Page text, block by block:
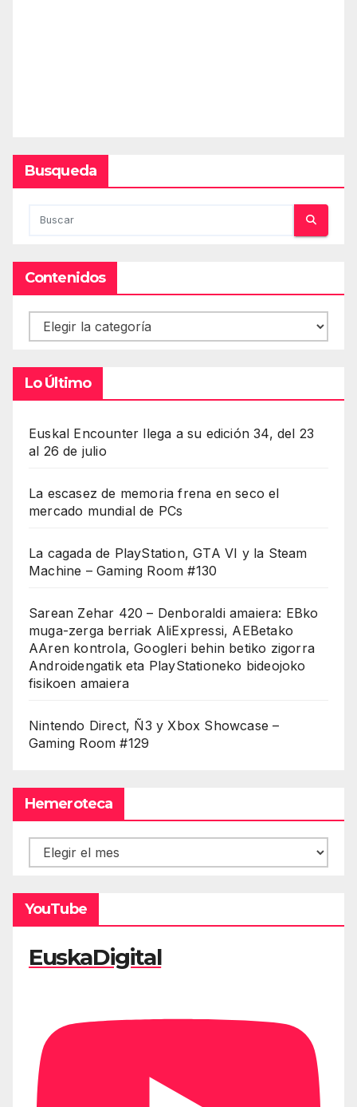
Busqueda
Contenidos
Contenidos
Lo Último
Euskal Encounter llega a su edición 34, del 23
al 26 de julio
La escasez de memoria frena en seco el
mercado mundial de PCs
La cagada de PlayStation, GTA VI y la Steam
Machine – Gaming Room #130
Sarean Zehar 420 – Denboraldi amaiera: EBko
muga-zerga berriak AliExpressi, AEBetako
AAren kontrola, Googleri behin betiko zigorra
Androidengatik eta PlayStationeko bideojoko
fisikoen amaiera
Nintendo Direct, Ñ3 y Xbox Showcase –
Gaming Room #129
Hemeroteca
Hemeroteca
YouTube
EuskaDigital